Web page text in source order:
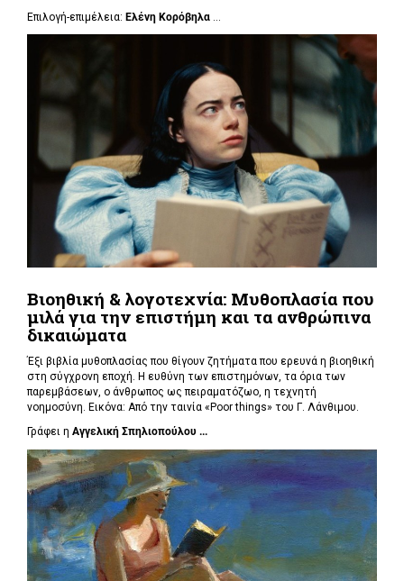
Επιλογή-επιμέλεια: Ελένη Κορόβηλα ...
Βιοηθική & λογοτεχνία: Μυθοπλασία που
μιλά για την επιστήμη και τα ανθρώπινα
δικαιώματα
Έξι βιβλία μυθοπλασίας που θίγουν ζητήματα που ερευνά η βιοηθική
στη σύγχρονη εποχή. Η ευθύνη των επιστημόνων, τα όρια των
παρεμβάσεων, ο άνθρωπος ως πειραματόζωο, η τεχνητή
νοημοσύνη. Εικόνα: Από την ταινία «Poor things» του Γ. Λάνθιμου.
Γράφει η Αγγελική Σπηλιοπούλου ...